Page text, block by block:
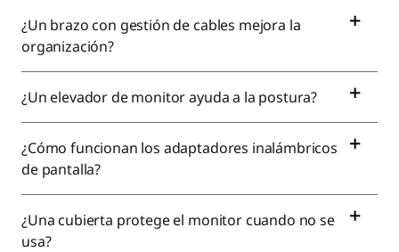
¿Un brazo con gestión de cables mejora la
organización?
¿Un elevador de monitor ayuda a la postura?
¿Cómo funcionan los adaptadores inalámbricos
de pantalla?
¿Una cubierta protege el monitor cuando no se
usa?